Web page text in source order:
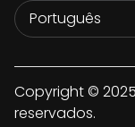
Copyright ©
reservados.